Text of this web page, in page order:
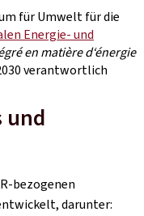
für Umwelt für die
Energie- und
en matière d‘énergie
verantwortlich
und
bezogenen
darunter: